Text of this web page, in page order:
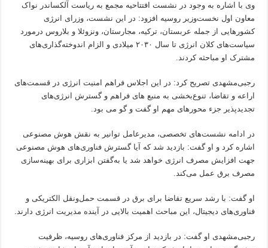
وی با اشاره به وجود در نشست افتتاحیه مجمع به ریاست آلکساندر نواک
معاون اول نخست‌وزیر روسیه افزود: در این نشست، وزرای انرژی
کشورهایی از جمله عربستان، ترکیه، مجارستان، ونزوئلا و بلاروس درمورد
سیاست‌های کلان انرژی تا سال ۲۰۳۰ میلادی و الزام اندوخته‌گذاری‌های
مشترک او مباحثه کردند.
رجبی‌مشهدی تصریح کرد: در این اجلاس فراهم امنیت انرژی در قسمت‌های
اراعه و تقاضا، تنوع‌بخشی به منبع های فراهم و گسترش انرژی‌های
تجدیدپذیر جزء محورهای مهم او گفت و گو می بود.
در ادامه نشست‌های تخصصی، مدیرعامل توانیر به نقش هوش مصنوعی
اشاره کرد و او گفت: بازدید شد که آیا گسترش فناوری‌های هوش مصنوعی
جهت افزایش مصرف انرژی خواهد شد یا به‌گفتن ابزاری برای بهینه‌سازی
مصرف برق عمل می‌کند.
او گفت: با رشد سریع تقاضا برای برق در قسمت حمل‌ونقل الکتریکی و
فناوری‌های دیجیتال، این مباحث اهمیت بالایی در آینده مدیریت انرژی دارند.
رجبی‌مشهدی او گفت: در بازدید از مرکز فناوری‌های روسیه، ظرفیت